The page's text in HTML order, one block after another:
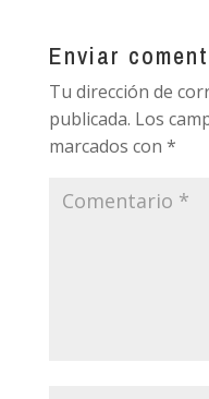
Enviar
Tu dirección de
publicada. Los
marcados con *